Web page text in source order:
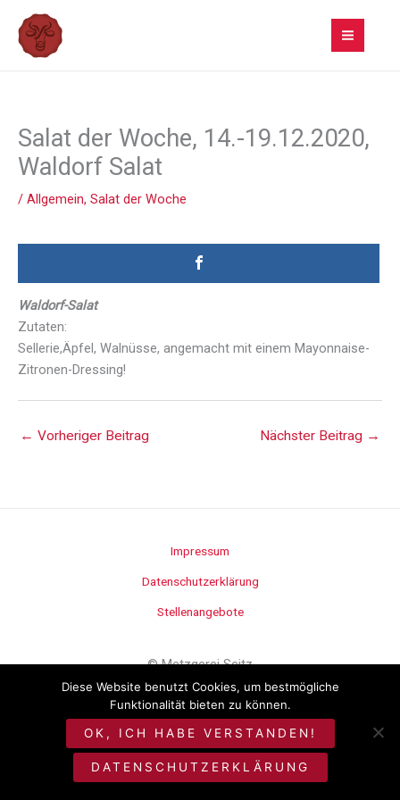
Inhalt
springen
Salat der Woche, 14.-19.12.2020,
Waldorf Salat
/ Allgemein, Salat der Woche
Waldorf-Salat
Zutaten:
Sellerie,Äpfel, Walnüsse, angemacht mit einem Mayonnaise-
Zitronen-Dressing!
← Vorheriger Beitrag Nächster Beitrag →
Impressum
Datenschutzerklärung
Stellenangebote
©Metzgerei Seitz
Diese Website benutzt Cookies, um bestmögliche
Funktionalität bieten zu können.
OK, ICH HABE VERSTANDEN!
DATENSCHUTZERKLÄRUNG